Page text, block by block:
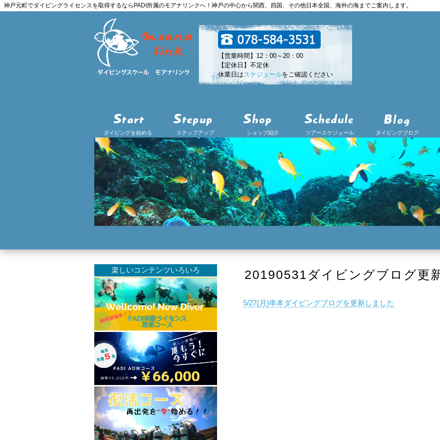
神戸元町でダイビングライセンスを取得するならPADI所属のモアナリンクへ！神戸の中心から関西、四国、その他日本全国、海外の海までご案内します。
【営業時間】12：00～20：00
【定休日】不定休
休業日は スケジュールをご確認ください
ダイビングを始める ステップアップ ショップ紹介 ツアースケジュール ダイビングブログ
20190531ダイビングブログ更
5/27(月)串本ダイビングブログを更新しました
楽しいコンテンツいろいろ